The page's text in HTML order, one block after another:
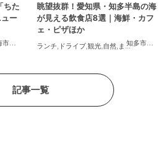
東海市
,大府市 知多市, 東浦町,半田市,常滑市,武豊町
ちた
ー
るスタイル掲載店 ,まとめ記事,家族,カップル,おひと
知多市
,常滑
眺望抜群！愛知県・知多半島の海
が見える飲食店8選｜海鮮・カフ
ェ・ピザほか
ランチ, ドライブ,観光,自然, まちネタ 季節
記事一覧